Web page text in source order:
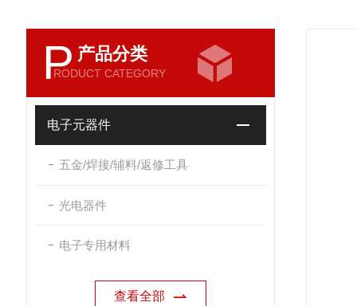
P 产品分类
RODUCT CATEGORY
电子元器件
五金/焊接/辅料/返修工具
光电器件
电子专用材料
查看全部